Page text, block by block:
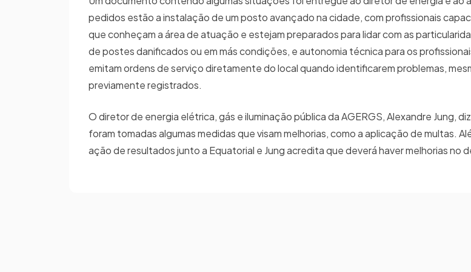
pedidos estão a instalação de um posto avançado na cidade, com profissionais
que conheçam a área de atuação e estejam preparados para lidar com as
de postes danificados ou em más condições, e autonomia técnica para os
emitam ordens de serviço diretamente do local quando identificarem problemas,
previamente registrados.
O diretor de energia elétrica, gás e iluminação pública da AGERGS, Alexandre Jung,
foram tomadas algumas medidas que visam melhorias, como a aplicação de multas.
ação de resultados junto a Equatorial e Jung acredita que deverá haver melhorias no